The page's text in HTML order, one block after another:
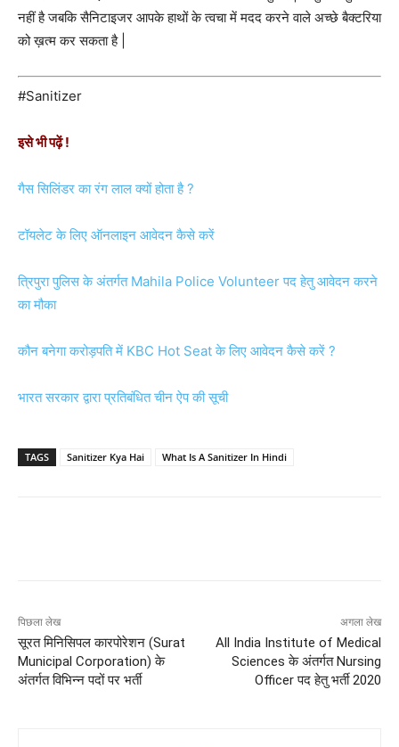
नहीं है जबकि सैनिटाइजर आपके हाथों के त्वचा में मदद करने वाले अच्छे बैक्टरिया
को ख़त्म कर सकता है |
#Sanitizer
इसे भी पढ़ें !
गैस सिलिंडर का रंग लाल क्यों होता है ?
टॉयलेट के लिए ऑनलाइन आवेदन कैसे करें
त्रिपुरा पुलिस के अंतर्गत Mahila Police Volunteer पद हेतु आवेदन करने
का मौका
कौन बनेगा करोड़पति में KBC Hot Seat के लिए आवेदन कैसे करें ?
भारत सरकार द्वारा प्रतिबंधित चीन ऐप की सूची
TAGS Sanitizer Kya Hai What Is A Sanitizer In Hindi
पिछला लेख
सूरत मिनिसिपल कारपोरेशन (Surat
Municipal Corporation) के
अंतर्गत विभिन्न पदों पर भर्ती
अगला लेख
All India Institute of Medical
Sciences के अंतर्गत Nursing
Officer पद हेतु भर्ती 2020